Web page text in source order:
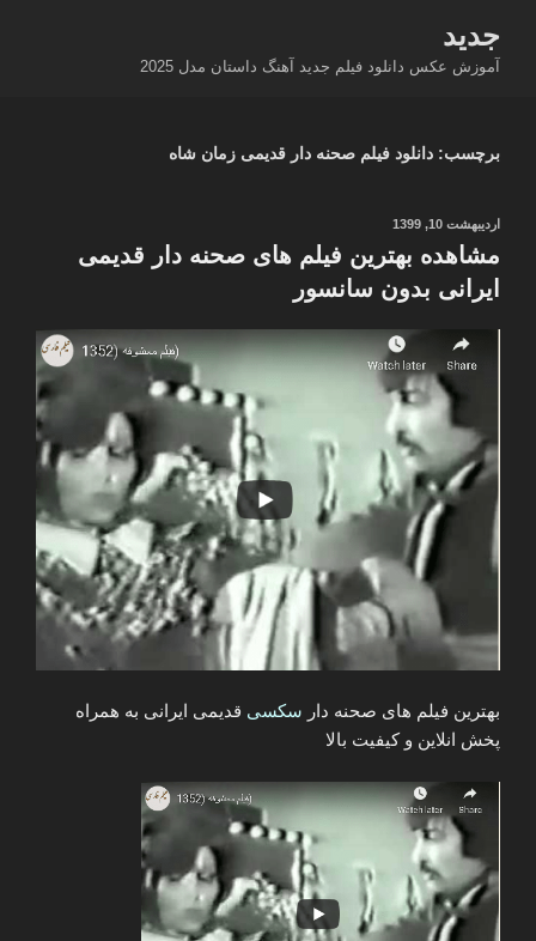
محتوا
جدید
آموزش عکس دانلود فیلم جدید آهنگ داستان مدل 2025
برچسب: دانلود فیلم صحنه دار قدیمی زمان شاه
نوشته‌شده
اردیبهشت 10, 1399
مشاهده بهترین فیلم های صحنه دار قدیمی
ایرانی بدون سانسور
بهترین فیلم های صحنه دار سکسی قدیمی ایرانی به همراه
پخش انلاین و کیفیت بالا